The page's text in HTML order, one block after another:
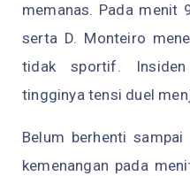
memanas. Pada menit
serta D. Monteiro
tidak sportif. Insiden
tingginya tensi duel
Belum berhenti
kemenangan pada